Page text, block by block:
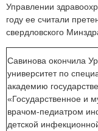
Управлении
году ее считали
свердловского
Савинова окончила
университет по
академию
«Государственное и
врачом-педиатром
детской